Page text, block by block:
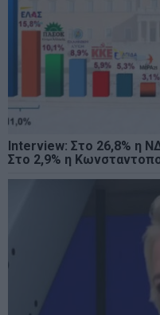
Interview: Στο 26,8% η
Στο 2,9% η